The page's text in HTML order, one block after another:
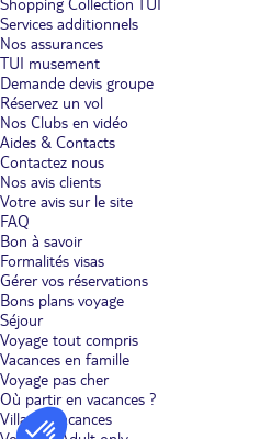
Shopping Collection TUI
Services additionnels
Nos assurances
TUI musement
Demande devis groupe
Réservez un vol
Nos Clubs en vidéo
Aides & Contacts
Contactez nous
Nos avis clients
Votre avis sur le site
FAQ
Bon à savoir
Formalités visas
Gérer vos réservations
Bons plans voyage
Séjour
Voyage tout compris
Vacances en famille
Voyage pas cher
Où partir en vacances ?
Villages vacances